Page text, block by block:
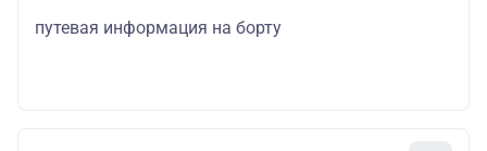
путевая информация на борту